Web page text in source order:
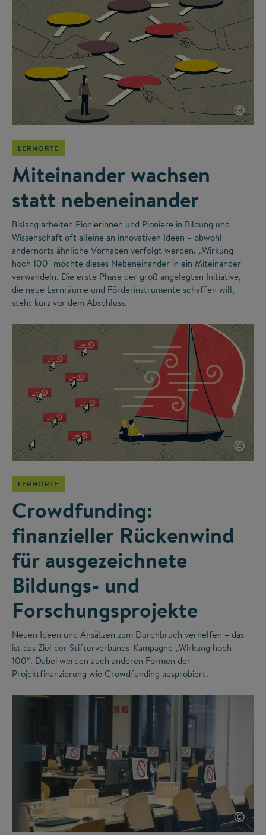
©
LERNORTE
Miteinander wachsen
statt nebeneinander
Bislang arbeiten Pionierinnen und Pioniere in Bildung und
Wissenschaft oft alleine an innovativen Ideen – obwohl
andernorts ähnliche Vorhaben verfolgt werden. „Wirkung
hoch 100" möchte dieses Nebeneinander in ein Miteinander
verwandeln. Die erste Phase der groß angelegten Initiative,
die neue Lernräume und Förderinstrumente schaffen will,
steht kurz vor dem Abschluss.
©
LERNORTE
Crowdfunding:
finanzieller Rückenwind
für ausgezeichnete
Bildungs- und
Forschungsprojekte
Neuen Ideen und Ansätzen zum Durchbruch verhelfen – das
ist das Ziel der Stifterverbands-Kampagne „Wirkung hoch
100“. Dabei werden auch anderen Formen der
Projektfinanzierung wie Crowdfunding ausprobiert.
©